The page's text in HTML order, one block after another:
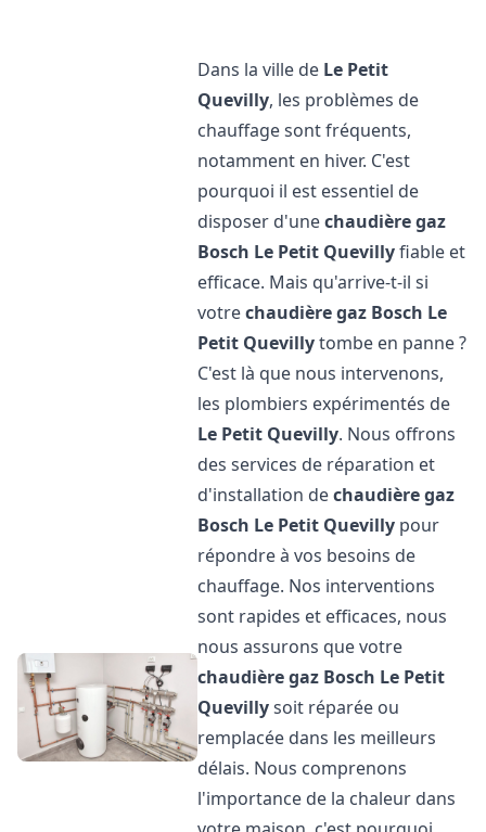
Dans la ville de Le Petit
Quevilly, les problèmes de
chauffage sont fréquents,
notamment en hiver. C'est
pourquoi il est essentiel de
disposer d'unechaudière gaz
Bosch Le Petit Quevillyfiable et
efficace. Mais qu'arrive-t-il si
votrechaudière gaz Bosch Le
Petit Quevillytombe en panne ?
C'est là que nous intervenons,
les plombiers expérimentés de
Le Petit Quevilly. Nous offrons
des services de réparation et
d'installation dechaudière gaz
Bosch Le Petit Quevilly pour
répondre à vos besoins de
chauffage. Nos interventions
sont rapides et efficaces, nous
nous assurons que votre
chaudière gaz Bosch Le Petit
Quevillysoit réparée ou
remplacée dans les meilleurs
délais. Nous comprenons
l'importance de la chaleur dans